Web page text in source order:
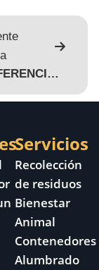
CONFERENCIA DE PRENSA DE LA 5TA. EDICIÓN DEL MTB EXTREMO EN ORÁN
Servicios
Recolección
de residuos
Bienestar
Animal
Contenedores
Alumbrado